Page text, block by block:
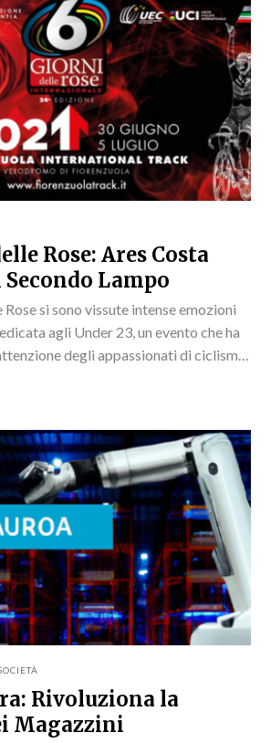
Rose: Ares Costa
Lampo
si sono vissute intense emozioni
agli Under 23, un evento che ha
degli appassionati di ciclismo
Rivoluziona la
Magazzini